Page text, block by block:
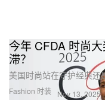
Fashion 时装
今年 CFDA 时尚
滞？
美国时尚站在守护经典还
Nov 13, 2025